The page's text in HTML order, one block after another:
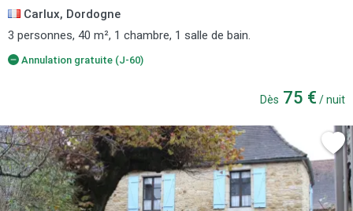
Carlux, Dordogne
3 personnes, 40 m², 1 chambre, 1 salle de bain.
Annulation gratuite (J-60)
Dès 75 € / nuit